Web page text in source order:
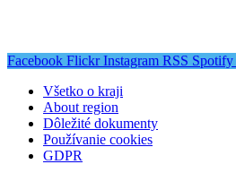
Facebook Flickr Instagram RSS Spotify
Všetko o kraji
About region
Dôležité dokumenty
Používanie cookies
GDPR